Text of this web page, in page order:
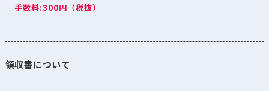
手数料:300円（税抜）
領収書について